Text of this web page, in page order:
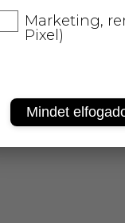
Marketing,
Pixel)
Mindet